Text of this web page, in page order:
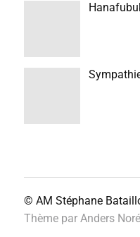
© AM Stéphane
Thème par Anders